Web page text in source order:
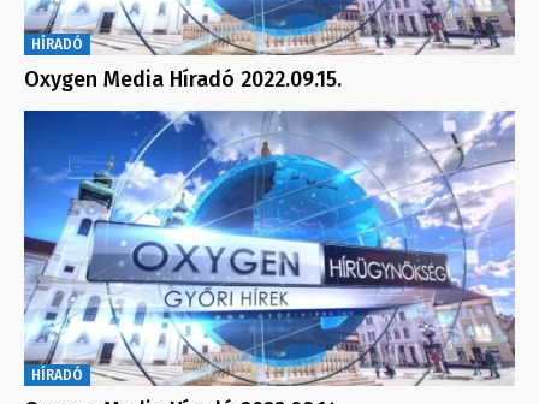
HÍRADÓ
Oxygen Media Híradó 2022.09.15.
HÍRADÓ